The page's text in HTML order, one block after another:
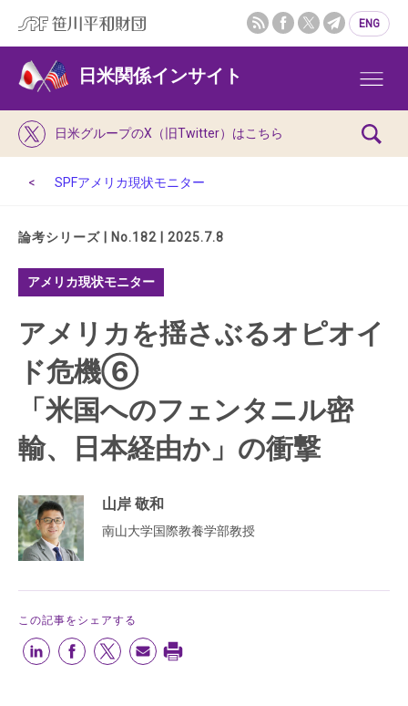
ENG
日米関係インサイト
日米グループのX（旧Twitter）はこちら
SPFアメリカ現状モニター
論考シリーズ | No.182 | 2025.7.8
アメリカ現状モニター
アメリカを揺さぶるオピオイ
ド危機⑥
「米国へのフェンタニル密
輸、日本経由か」の衝撃
山岸 敬和
南山大学国際教養学部教授
この記事をシェアする